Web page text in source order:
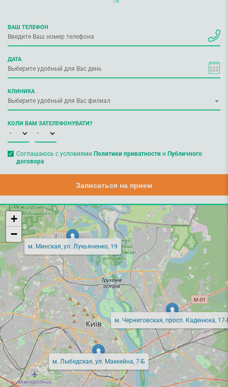
ВАШ ТЕЛЕФОН
ДАТА
КЛИНИКА
КОЛИ ВАМ ЗАТЕЛЕФОНУВАТИ?
Соглашаюсь с условиями Политики приватностии Публичного
договора
Записаться на прием
м. Минская, ул. Лукьяненко, 19
м. Лыбедская, ул. Маккейна, 7-Б
м. Черниговская, просп. Каденюка, 17-
+
−